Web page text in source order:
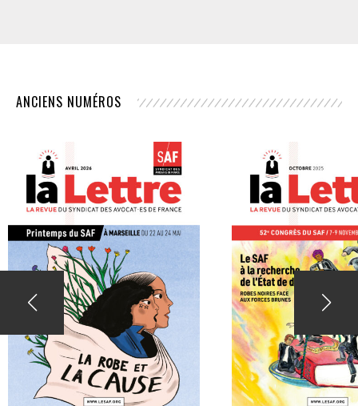
ANCIENS NUMÉROS